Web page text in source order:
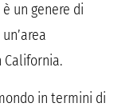
è un genere di
in termini di